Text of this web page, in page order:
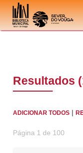
Ir para o conteúdo
Resultados
ADICIONAR TODOS |
Página 1 de 100